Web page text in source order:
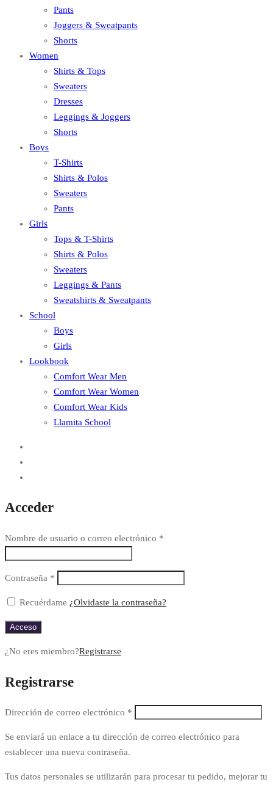
Pants
Joggers & Sweatpants
Shorts
Women
Shirts & Tops
Sweaters
Dresses
Leggings & Joggers
Shorts
Boys
T-Shirts
Shirts & Polos
Sweaters
Pants
Girls
Tops & T-Shirts
Shirts & Polos
Sweaters
Leggings & Pants
Sweatshirts & Sweatpants
School
Boys
Girls
Lookbook
Comfort Wear Men
Comfort Wear Women
Comfort Wear Kids
Llamita School
Acceder
Nombre de usuario o correo electrónico *
Contraseña *
Recuérdame ¿Olvidaste la contraseña?
Acceso
¿No eres miembro?Registrarse
Registrarse
Dirección de correo electrónico *
Se enviará un enlace a tu dirección de correo electrónico para
establecer una nueva contraseña.
Tus datos personales se utilizarán para procesar tu pedido, mejorar tu